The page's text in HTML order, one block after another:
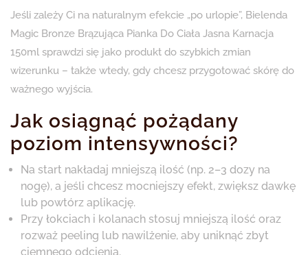
Jeśli zależy Ci na naturalnym efekcie „po urlopie”, Bielenda
Magic Bronze Brązująca Pianka Do Ciała Jasna Karnacja
150ml sprawdzi się jako produkt do szybkich zmian
wizerunku – także wtedy, gdy chcesz przygotować skórę do
ważnego wyjścia.
Jak osiągnąć pożądany
poziom intensywności?
Na start nakładaj mniejszą ilość (np. 2–3 dozy na
nogę), a jeśli chcesz mocniejszy efekt, zwiększ dawkę
lub powtórz aplikację.
Przy łokciach i kolanach stosuj mniejszą ilość oraz
rozważ peeling lub nawilżenie, aby uniknąć zbyt
ciemnego odcienia.